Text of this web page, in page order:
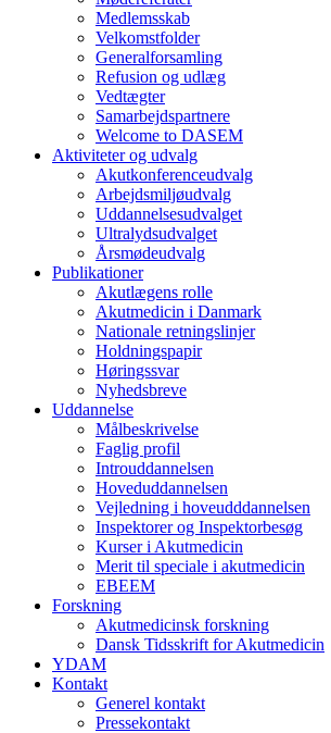
Medlemsskab
Velkomstfolder
Generalforsamling
Refusion og udlæg
Vedtægter
Samarbejdspartnere
Welcome to DASEM
Aktiviteter og udvalg
Akutkonferenceudvalg
Arbejdsmiljøudvalg
Uddannelsesudvalget
Ultralydsudvalget
Årsmødeudvalg
Publikationer
Akutlægens rolle
Akutmedicin i Danmark
Nationale retningslinjer
Holdningspapir
Høringssvar
Nyhedsbreve
Uddannelse
Målbeskrivelse
Faglig profil
Introuddannelsen
Hoveduddannelsen
Vejledning i hoveudddannelsen
Inspektorer og Inspektorbesøg
Kurser i Akutmedicin
Merit til speciale i akutmedicin
EBEEM
Forskning
Akutmedicinsk forskning
Dansk Tidsskrift for Akutmedicin
YDAM
Kontakt
Generel kontakt
Pressekontakt